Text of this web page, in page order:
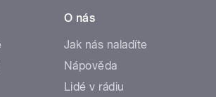
O nás
Jak nás naladíte
Nápověda
Lidé v rádiu